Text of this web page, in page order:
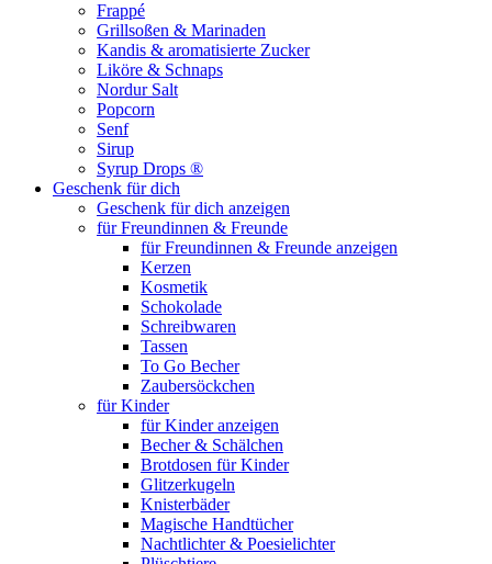
Frappé
Grillsoßen & Marinaden
Kandis & aromatisierte Zucker
Liköre & Schnaps
Nordur Salt
Popcorn
Senf
Sirup
Syrup Drops ®
Geschenk für dich
Geschenk für dich anzeigen
für Freundinnen & Freunde
für Freundinnen & Freunde anzeigen
Kerzen
Kosmetik
Schokolade
Schreibwaren
Tassen
To Go Becher
Zaubersöckchen
für Kinder
für Kinder anzeigen
Becher & Schälchen
Brotdosen für Kinder
Glitzerkugeln
Knisterbäder
Magische Handtücher
Nachtlichter & Poesielichter